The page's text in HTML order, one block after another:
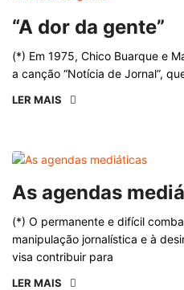
“A dor da gente”
(*) Em 1975, Chico Buarque e
a canção “Notícia de Jornal”,
LER MAIS
As agendas
(*) O permanente e difícil
manipulação jornalística e à
visa contribuir para
LER MAIS